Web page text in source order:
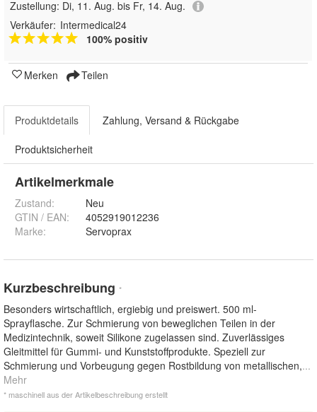
Zustellung: Di, 11. Aug. bis Fr, 14. Aug.
Verkäufer: Intermedical24
100% positiv
Merken Teilen
Produktdetails Zahlung, Versand & Rückgabe
Produktsicherheit
Artikelmerkmale
Zustand:
Neu
GTIN / EAN:
4052919012236
Marke:
Servoprax
Kurzbeschreibung *
Besonders wirtschaftlich, ergiebig und preiswert. 500 ml-
Sprayflasche. Zur Schmierung von beweglichen Teilen in der
Medizintechnik, soweit Silikone zugelassen sind. Zuverlässiges
Gleitmittel für Gummi- und Kunststoffprodukte. Speziell zur
Schmierung und Vorbeugung gegen Rostbildung von metallischen,...
Mehr
* maschinell aus der Artikelbeschreibung erstellt